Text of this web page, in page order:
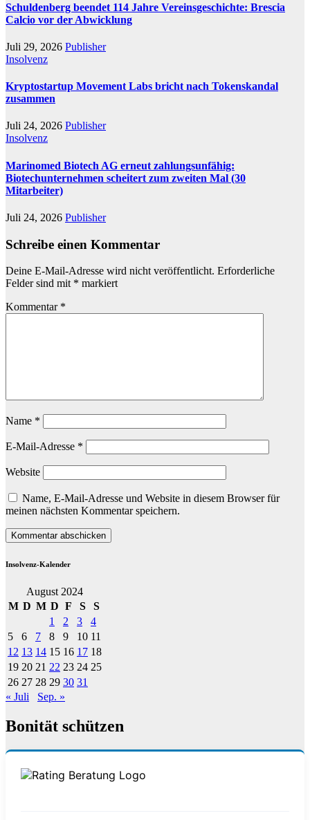
Schuldenberg beendet 114 Jahre Vereinsgeschichte: Brescia
Calcio vor der Abwicklung
Juli 29, 2026 Publisher
Insolvenz
Kryptostartup Movement Labs bricht nach Tokenskandal
zusammen
Juli 24, 2026 Publisher
Insolvenz
Marinomed Biotech AG erneut zahlungsunfähig:
Biotechunternehmen scheitert zum zweiten Mal (30
Mitarbeiter)
Juli 24, 2026 Publisher
Schreibe einen Kommentar
Deine E-Mail-Adresse wird nicht veröffentlicht. Erforderliche
Felder sind mit * markiert
Kommentar *
Name *
E-Mail-Adresse *
Website
Name, E-Mail-Adresse und Website in diesem Browser für
meinen nächsten Kommentar speichern.
Insolvenz-Kalender
August 2024
M D M D F S
S
1
2 3
4
5
6 7 8 9 10 11
12 13 14 15 16 17 18
19 20 21 22 23 24 25
26 27 28 29 30 31
« Juli
Sep. »
Bonität schützen